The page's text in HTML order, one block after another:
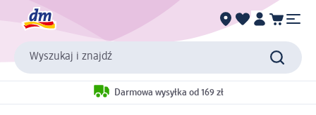
Wyszukaj i znajdź
Darmowa wysyłka od 169 zł